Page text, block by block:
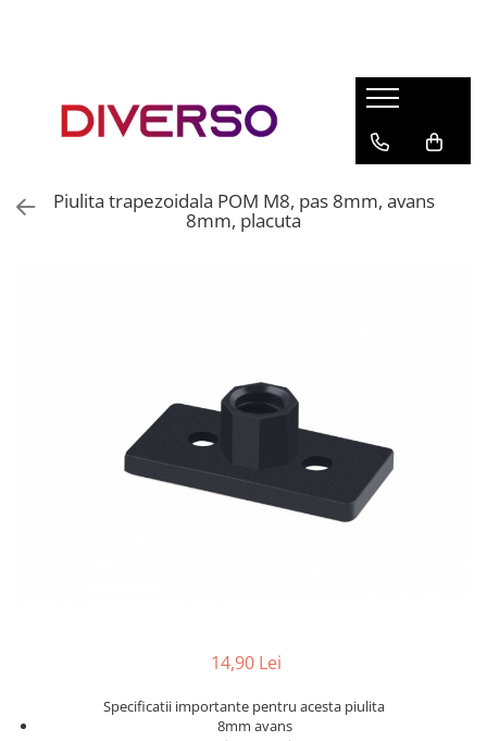
ASA
Piulita trapezoidala POM M8, pas 8mm, avans
8mm, placuta
14,90 Lei
Specificatii importante pentru acesta piulita
8mm avans